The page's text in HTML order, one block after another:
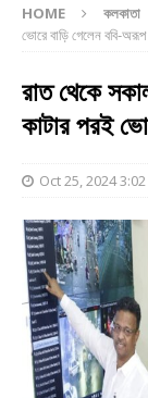
HOME কলকাতা
ভোরে বাড়ি গেলেন ববি-অরূপ
রাত থেকে
কাটার পরই
Oct 25, 2024